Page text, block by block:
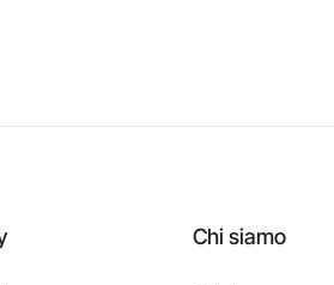
Chi siamo